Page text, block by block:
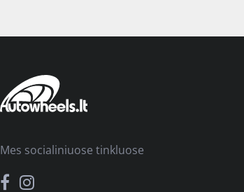
Mes socialiniuose tinkluose